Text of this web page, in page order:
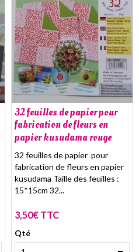
32 feuilles de papier pour
fabrication de fleurs en
papier kusudama rouge
32 feuilles de papier pour
fabrication de fleurs en papier
kusudama Taille des feuilles :
15*15cm 32...
3,50€ TTC
Qté